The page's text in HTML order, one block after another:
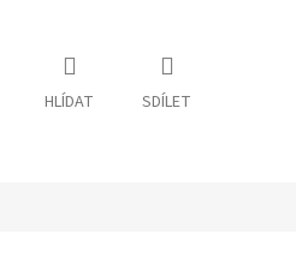
HLÍDAT SDÍLET